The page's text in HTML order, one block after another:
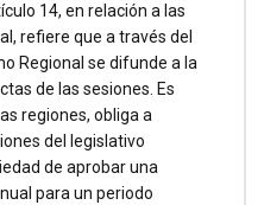
14, en relación a las
refiere que a través del
Regional se difunde a la
de las sesiones. Es
regiones, obliga a
del legislativo
de aprobar una
para un periodo